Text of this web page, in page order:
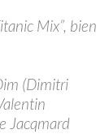
Mix”, bien
(Dimitri
Jacqmard